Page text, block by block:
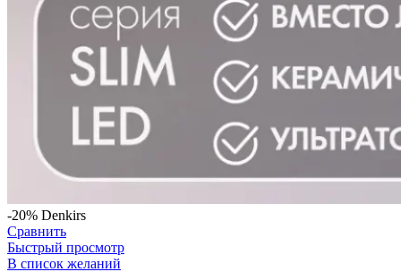
-20% Denkirs
Сравнить
Быстрый просмотр
В список желаний